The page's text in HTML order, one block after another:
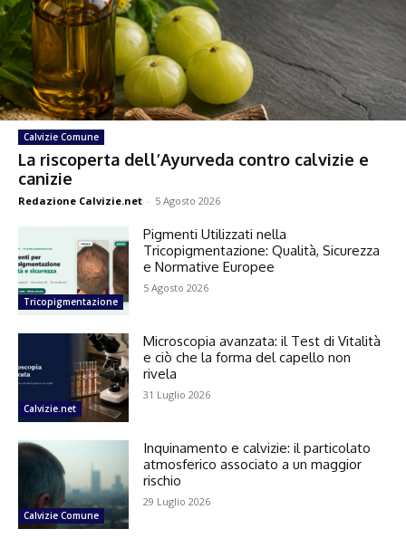
Calvizie Comune
La riscoperta dell’Ayurveda contro calvizie e
canizie
Redazione Calvizie.net - 5 Agosto 2026
Tricopigmentazione
Pigmenti Utilizzati nella
Tricopigmentazione: Qualità, Sicurezza
e Normative Europee
5 Agosto 2026
Calvizie.net
Microscopia avanzata: il Test di Vitalità
e ciò che la forma del capello non
rivela
31 Luglio 2026
Calvizie Comune
Inquinamento e calvizie: il particolato
atmosferico associato a un maggior
rischio
29 Luglio 2026